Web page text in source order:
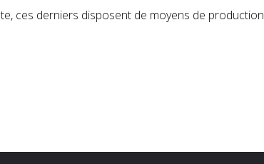
ces derniers disposent de moyens de production